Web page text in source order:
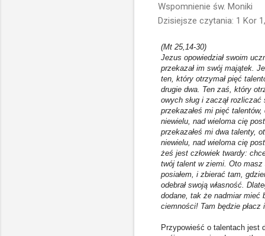
Wspomnienie św. Moniki
Dzisiejsze czytania: 1 Kor
(Mt 25,14-30)
Jezus opowiedział swoim
przekazał im swój majątek.
ten, który otrzymał pięć
drugie dwa. Ten zaś, który
owych sług i zaczął
przekazałeś mi pięć
niewielu, nad wieloma cię
przekazałeś mi dwa talenty,
niewielu, nad wieloma cię
żeś jest człowiek twardy:
twój talent w ziemi. Oto masz
posiałem, i zbierać tam,
odebrał swoją własność.
dodane, tak że nadmiar mieć
ciemności! Tam będzie płacz
Przypowieść o talentach jest